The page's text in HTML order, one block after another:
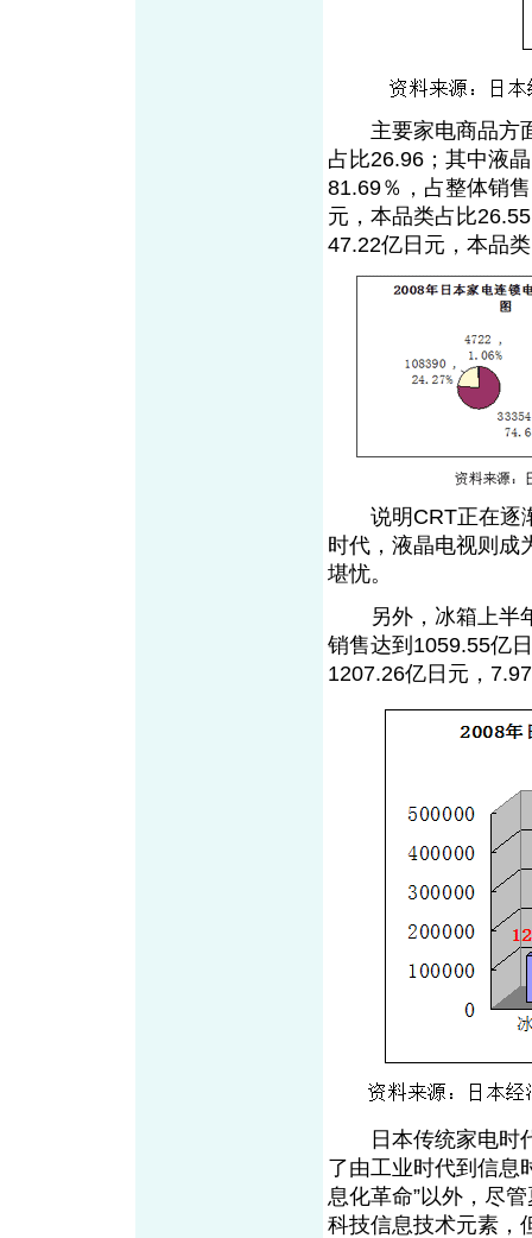
主要家电商品方面
占比26.96；其中液
81.69％，占整体销
元，本品类占比
47.22亿日元，本品
说明CRT正在逐渐
时代，液晶电视则成
堪忧。
另外，冰箱上半年
销售达到1059.55亿
1207.26亿日元，
日本传统家电时代
了由工业时代到信息
息化革命”以外，尽
科技信息技术元素，